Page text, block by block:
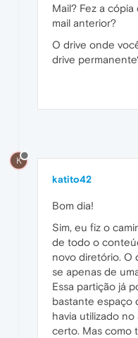
Mail? Fez a
mail anterior?
O drive onde
drive
K
katito42
Bom dia!
Sim, eu fiz o
de todo o
novo diretório. O
se apenas de
Essa partição já
bastante espaço
havia utilizado
certo. Mas como